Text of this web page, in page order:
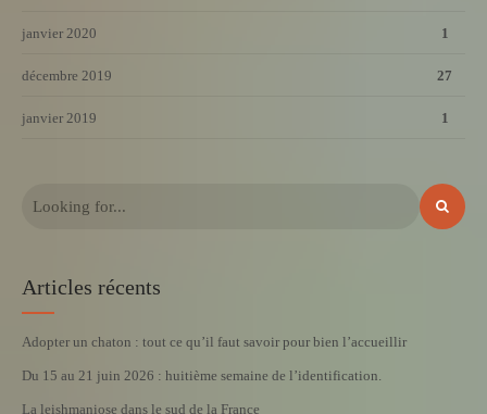
janvier 2020 1
décembre 2019 27
janvier 2019 1
Articles récents
Adopter un chaton : tout ce qu’il faut savoir pour bien l’accueillir
Du 15 au 21 juin 2026 : huitième semaine de l’identification.
La leishmaniose dans le sud de la France